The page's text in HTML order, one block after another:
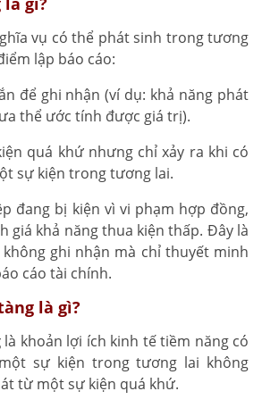
vụ có thể phát sinh trong tương
lập báo cáo:
để ghi nhận (ví dụ: khả năng phát
thể ước tính được giá trị).
quá khứ nhưng chỉ xảy ra khi có
sự kiện trong tương lai.
đang bị kiện vì vi phạm hợp đồng,
giá khả năng thua kiện thấp. Đây là
ghi nhận mà chỉ thuyết minh
cáo tài chính.
là gì?
là khoản lợi ích kinh tế tiềm năng có
sự kiện trong tương lai không
từ một sự kiện quá khứ.